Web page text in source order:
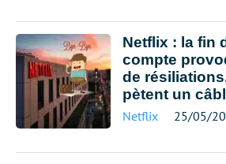
Netflix : la fin
compte
de
pètent un
Netflix 25/05/